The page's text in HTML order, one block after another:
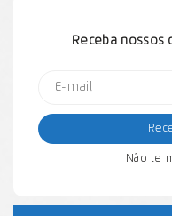
Receba nossos
Não te